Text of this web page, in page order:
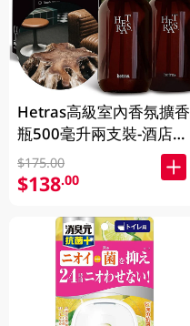
Hetras高級室內香氛擴香
瓶500毫升兩支裝-酒店木
香 1BX
$175.00
$138.00